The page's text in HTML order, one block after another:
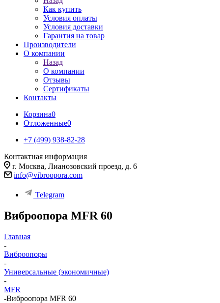
Как купить
Условия оплаты
Условия доставки
Гарантия на товар
Производители
О компании
Назад
О компании
Отзывы
Сертификаты
Контакты
Корзина0
Отложенные0
+7 (499) 938-82-28
Контактная информация
г. Москва, Лианозовский проезд, д. 6
info@vibroopora.com
Telegram
Виброопора MFR 60
Главная
-
Виброопоры
-
Универсальные (экономичные)
-
MFR
-Виброопора MFR 60